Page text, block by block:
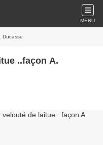
MENU
Ducasse
..façon A.